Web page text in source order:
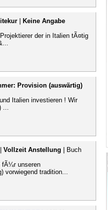
Keine Angabe
der in Italien tÃ¤tig
Provision (auswärtig)
Italien investieren ! Wir
...
Vollzeit Anstellung | Buch
fÃ¼r unseren
vorwiegend tradition...